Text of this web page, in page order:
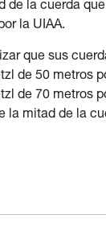
de la cuerda
la UIAA.
que sus
de 50 metros
de 70 metros
la mitad de la